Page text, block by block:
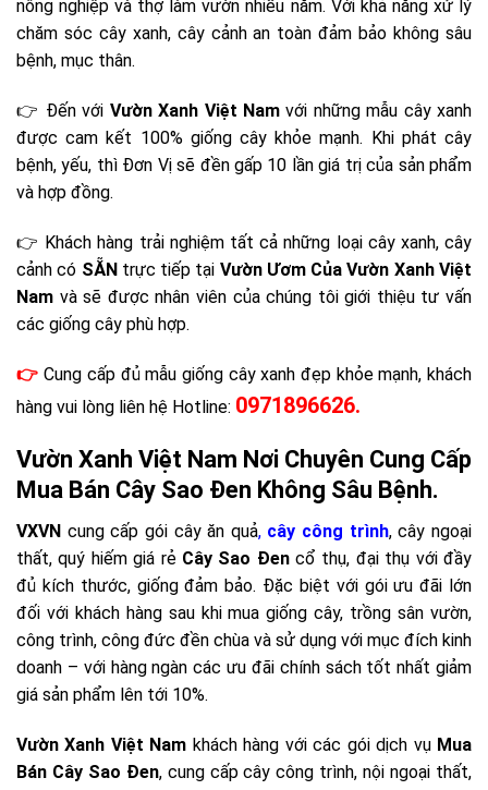
nông nghiệp và thợ làm vườn nhiều năm. Với khả năng xử lý
chăm sóc cây xanh, cây cảnh an toàn đảm bảo không sâu
bệnh, mục thân.
👉 Đến với Vườn Xanh Việt Namvới những mẫu cây xanh
được cam kết 100% giống cây khỏe mạnh. Khi phát cây
bệnh, yếu, thì Đơn Vị sẽ đền gấp 10 lần giá trị của sản phẩm
và hợp đồng.
👉 Khách hàng trải nghiệm tất cả những loại cây xanh, cây
cảnh có SẴNtrực tiếp tại Vườn Ươm Của Vườn Xanh Việt
Nam và sẽ được nhân viên của chúng tôi giới thiệu tư vấn
các giống cây phù hợp.
👉Cung cấp đủ mẫu giống cây xanh đẹp khỏe mạnh, khách
hàng vui lòng liên hệ Hotline: 0971896626.
Vườn Xanh Việt Nam Nơi Chuyên Cung Cấp
Mua Bán Cây Sao Đen Không Sâu Bệnh.
VXVN cung cấp gói cây ăn quả, cây công trình, cây ngoại
thất, quý hiếm giá rẻ Cây Sao Đencổ thụ, đại thụ với đầy
đủ kích thước, giống đảm bảo. Đặc biệt với gói ưu đãi lớn
đối với khách hàng sau khi mua giống cây, trồng sân vườn,
công trình, công đức đền chùa và sử dụng với mục đích kinh
doanh – với hàng ngàn các ưu đãi chính sách tốt nhất giảm
giá sản phẩm lên tới 10%.
Vườn Xanh Việt Nam khách hàng với các gói dịch vụ Mua
Bán Cây Sao Đen, cung cấp cây công trình, nội ngoại thất,